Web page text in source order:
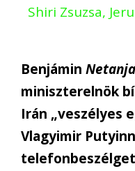
Shiri Zsuzsa,
Benjámin
miniszterelnök
Irán „veszélyes
Vlagyimir